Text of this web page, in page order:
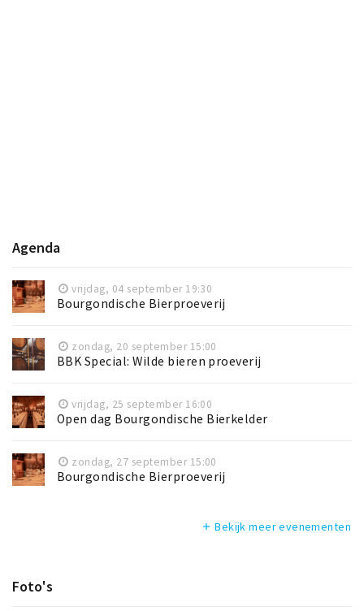
Agenda
vrijdag, 04 september 19:30
Bourgondische Bierproeverij
zondag, 20 september 15:00
BBK Special: Wilde bieren proeverij
vrijdag, 25 september 16:00
Open dag Bourgondische Bierkelder
zondag, 27 september 15:00
Bourgondische Bierproeverij
add Bekijk meer evenementen
Foto's